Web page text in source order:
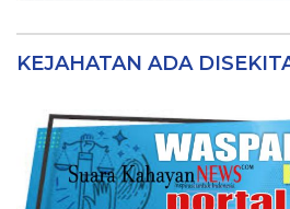
KEJAHATAN ADA